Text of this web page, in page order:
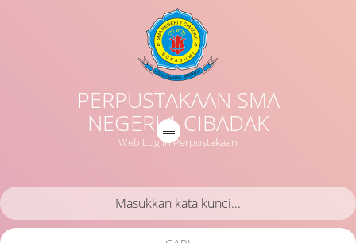
PERPUSTAKAAN SMA
NEGERI 1 CIBADAK
Web Log in Perpustakaan